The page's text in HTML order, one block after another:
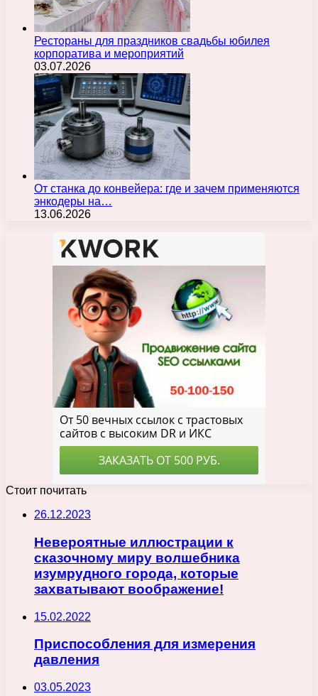
Рестораны для праздников свадьбы юбилея
корпоратива и мероприятий
03.07.2026
От станка до конвейера: где и зачем применяются
энкодеры на…
13.06.2026
Стоит почитать
26.12.2023
Невероятные иллюстрации к
сказочному миру волшебника
изумрудного города, которые
захватывают воображение!
15.02.2022
Приспособления для измерения
давления
03.05.2023